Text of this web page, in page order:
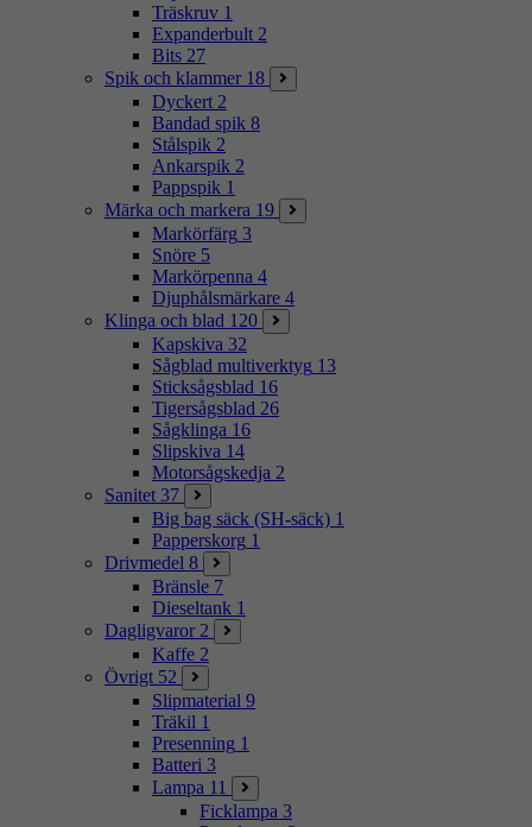
Träskruv 1
Expanderbult 2
Bits 27
Spik och klammer 18
Dyckert 2
Bandad spik 8
Stålspik 2
Ankarspik 2
Pappspik 1
Märka och markera 19
Markörfärg 3
Snöre 5
Markörpenna 4
Djuphålsmärkare 4
Klinga och blad 120
Kapskiva 32
Sågblad multiverktyg 13
Sticksågsblad 16
Tigersågsblad 26
Sågklinga 16
Slipskiva 14
Motorsågskedja 2
Sanitet 37
Big bag säck (SH-säck) 1
Papperskorg 1
Drivmedel 8
Bränsle 7
Dieseltank 1
Dagligvaror 2
Kaffe 2
Övrigt 52
Slipmaterial 9
Träkil 1
Presenning 1
Batteri 3
Lampa 11
Ficklampa 3